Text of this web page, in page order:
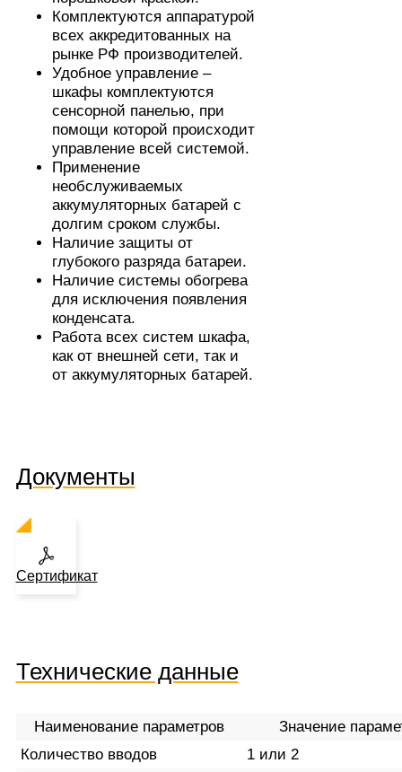
Комплектуются аппаратурой
всех аккредитованных на
рынке РФ производителей.
Удобное управление –
шкафы комплектуются
сенсорной панелью, при
помощи которой происходит
управление всей системой.
Применение
необслуживаемых
аккумуляторных батарей с
долгим сроком службы.
Наличие защиты от
глубокого разряда батареи.
Наличие системы обогрева
для исключения появления
конденсата.
Работа всех систем шкафа,
как от внешней сети, так и
от аккумуляторных батарей.
Документы
Сертификат
Технические данные
Наименование параметров
Значение
Количество вводов
1 или 2